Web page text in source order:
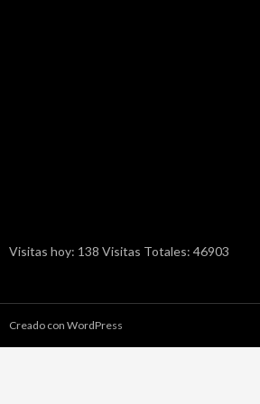
Visitas hoy: 138 Visitas Totales: 46903
Creado con WordPress